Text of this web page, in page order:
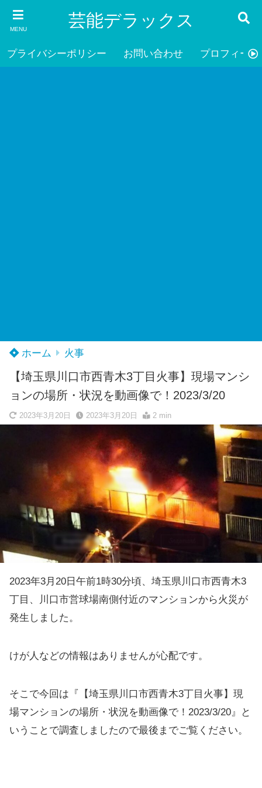
MENU 芸能デラックス
プライバシーポリシー お問い合わせ プロフィール
ホーム 火事
【埼玉県川口市西青木3丁目火事】現場マンシ
ョンの場所・状況を動画像で！2023/3/20
2023年3月20日 2023年3月20日 2 min
2023年3月20日午前1時30分頃、埼玉県川口市西青木3
丁目、川口市営球場南側付近のマンションから火災が
発生しました。
けが人などの情報はありませんが心配です。
そこで今回は『【埼玉県川口市西青木3丁目火事】現
場マンションの場所・状況を動画像で！2023/3/20』と
いうことで調査しましたので最後までご覧ください。